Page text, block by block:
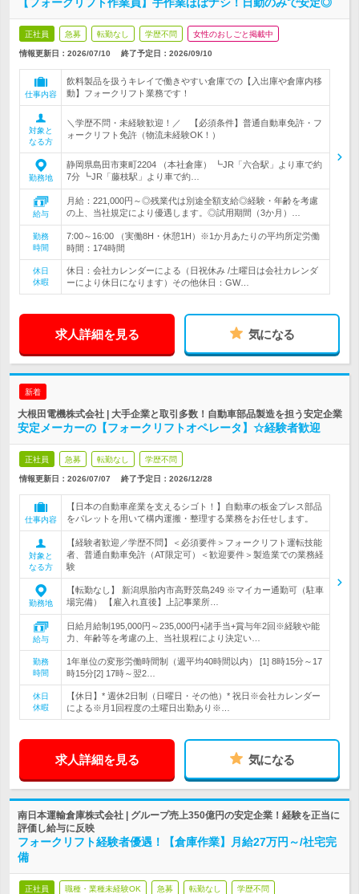
正社員 急募 転勤なし 学歴不問 女性のおしごと掲載中
情報更新日：2026/07/10 終了予定日： 2026/09/10
仕事内容
飲料製品を扱うキレイで働きやすい倉庫での【入出庫や倉庫内移
動】フォークリフト業務です！
対象と
なる方
＼学歴不問・未経験歓迎！／ 【必須条件】普通自動車免許・フ
ォークリフト免許（物流未経験OK！）
勤務地
静岡県島田市東町2204 （本社倉庫） ┗JR「六合駅」より車で約
7分 ┗JR「藤枝駅」より車で約…
給与
月給：221,000円～◎残業代は別途全額支給◎経験・年齢を考慮
の上、当社規定により優遇します。◎試用期間（3か月）…
勤務
時間
7:00～16:00 （実働8H・休憩1H）※1か月あたりの平均所定労働
時間：174時間
休日
休暇
休日：会社カレンダーによる（日祝休み /土曜日は会社カレンダ
ーにより休日になります）その他休日：GW…
求人詳細を見る 気になる
新着
大根田電機株式会社 | 大手企業と取引多数！自動車部品製造を担う安定企業
安定メーカーの【フォークリフトオペレータ】☆経験者歓迎
正社員 急募 転勤なし 学歴不問
情報更新日：2026/07/07 終了予定日： 2026/12/28
仕事内容
【日本の自動車産業を支えるシゴト！】自動車の板金プレス部品
をパレットを用いて構内運搬・整理する業務をお任せします。
対象と
なる方
【経験者歓迎／学歴不問】＜必須要件＞フォークリフト運転技能
者、普通自動車免許（AT限定可）＜歓迎要件＞製造業での業務経
験
勤務地
【転勤なし】 新潟県胎内市高野茨島249 ※マイカー通勤可（駐車
場完備） 【雇入れ直後】上記事業所…
給与
日給月給制195,000円～235,000円+諸手当+賞与年2回※経験や能
力、年齢等を考慮の上、当社規程により決定い…
勤務
時間
1年単位の変形労働時間制（週平均40時間以内） [1] 8時15分～17
時15分[2] 17時～翌2…
休日
休暇
【休日】* 週休2日制（日曜日・その他）* 祝日※会社カレンダー
による※月1回程度の土曜日出勤あり※…
求人詳細を見る 気になる
南日本運輸倉庫株式会社 | グループ売上350億円の安定企業！経験を正当に
評価し給与に反映
フォークリフト経験者優遇！【倉庫作業】月給27万円～/社宅完
備
正社員 職種・業種未経験OK 急募 転勤なし 学歴不問